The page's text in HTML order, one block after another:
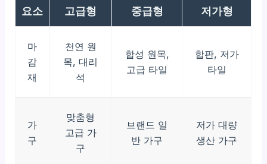
요소 고급형 중급형 저가형
마
감
재
천연 원
목, 대리
석
합성 원목,
고급 타일
합판, 저가
타일
가
구
맞춤형
고급 가
구
브랜드 일
반 가구
저가 대량
생산 가구